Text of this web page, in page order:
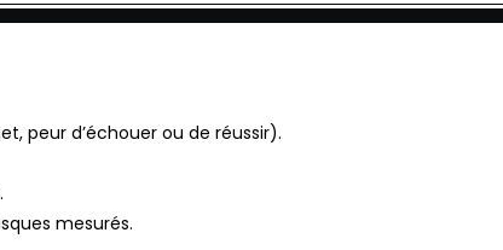
peur d’échouer ou de réussir).
.
mesurés.